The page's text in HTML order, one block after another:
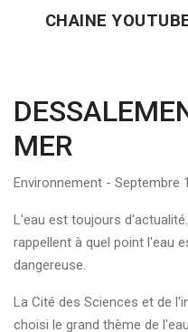
CHAINE
MER
Environnement - Septembre
L'eau est toujours
rappellent à quel point l'eau
dangereuse.
La Cité des Sciences et de
choisi le grand thème de